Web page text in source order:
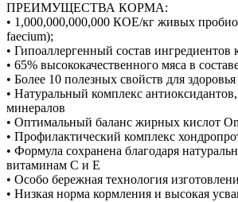
ПРЕИМУЩЕСТВА КОРМА:
• 1,000,000,000,000 КОЕ/кг живых
faecium);
• Гипоаллергенный состав ингредиентов
• 65% высококачественного мяса в
• Более 10 полезных свойств для
• Натуральный комплекс
минералов
• Оптимальный баланс жирных кислот
• Профилактический комплекс
• Формула сохранена благодаря
витаминам C и E
• Особо бережная технология
• Низкая норма кормления и высокая